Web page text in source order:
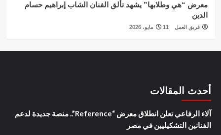
معرض “هي وطلابها” يشهد تألق الفنان الشاب إبراهيم حسام
الدين
فريق العمل 11 مايو، 2026
أحدث المقالات
آلاء الرفاعي تعلن انطلاق معرض “Reference”.. منصة جديدة لدعم
الفنانين التشكيليين في مصر